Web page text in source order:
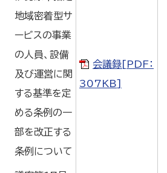
地域密着型サ
ービスの事業
の人員、設備
及び運営に関
する基準を定
める条例の一
部を改正する
条例について
会議録[PDF：
307KB]